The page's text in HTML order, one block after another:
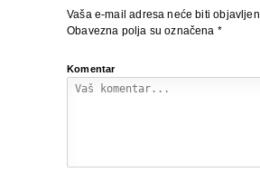
Vaša e-mail adresa neće biti
Obavezna polja su označena *
Komentar